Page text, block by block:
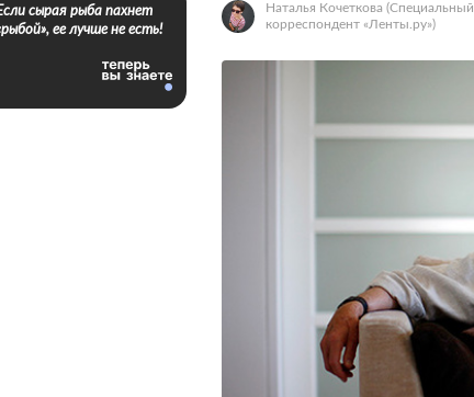
Наталья Кочеткова (Специальный
корреспондент «Ленты.ру»)
сырая рыба пахнет
ее лучше не есть!